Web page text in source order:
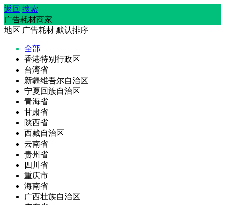
返回 搜索
广告耗材商家
地区 广告耗材 默认排序
全部
香港特别行政区
台湾省
新疆维吾尔自治区
宁夏回族自治区
青海省
甘肃省
陕西省
西藏自治区
云南省
贵州省
四川省
重庆市
海南省
广西壮族自治区